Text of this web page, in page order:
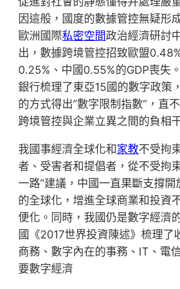
因這般，國度的數據管控無疑形
歐洲國際私密空間政治經濟研討
出，數據跨境管控招致歐盟
0.25%、中國0.55%的GDP喪失
銀行梳理了東亞15國的數字政策
的方式得出“數字限制指數”，直
跨境管控與企業立異之間的負相
我國事經濟全球化和家教不受拘
者、受害者和提倡者，從不受拘
一路”建議，中國一直果斷支撐
的全球化，增進全球商業和投資
便化。同時，我國仍是數字經濟
國《2017世界投資陳述》梳理了
商務、數字內在的事務、IT、電
要數字經濟